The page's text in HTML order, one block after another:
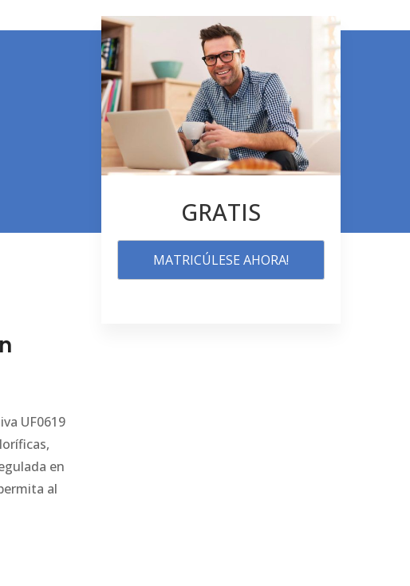
UF0619
en
al
GRATIS
MATRICÚLESE AHORA!